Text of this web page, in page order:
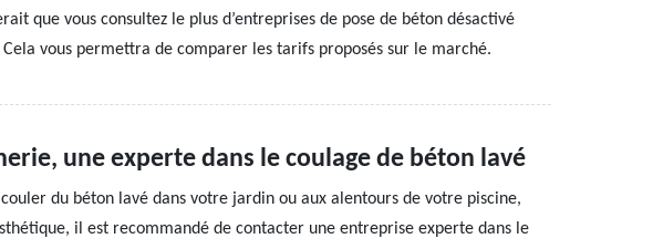
que vous consultez le plus d’entreprises de pose de béton désactivé
Cela vous permettra de comparer les tarifs proposés sur le marché.
une experte dans le coulage de béton lavé
du béton lavé dans votre jardin ou aux alentours de votre piscine,
il est recommandé de contacter une entreprise experte dans le